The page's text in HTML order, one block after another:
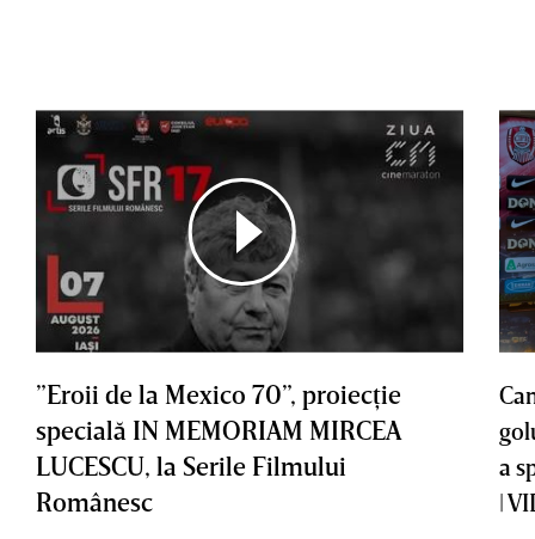
”Eroii de la Mexico 70”, proiecţie
specială IN MEMORIAM MIRCEA
LUCESCU, la Serile Filmului
Românesc
a
|